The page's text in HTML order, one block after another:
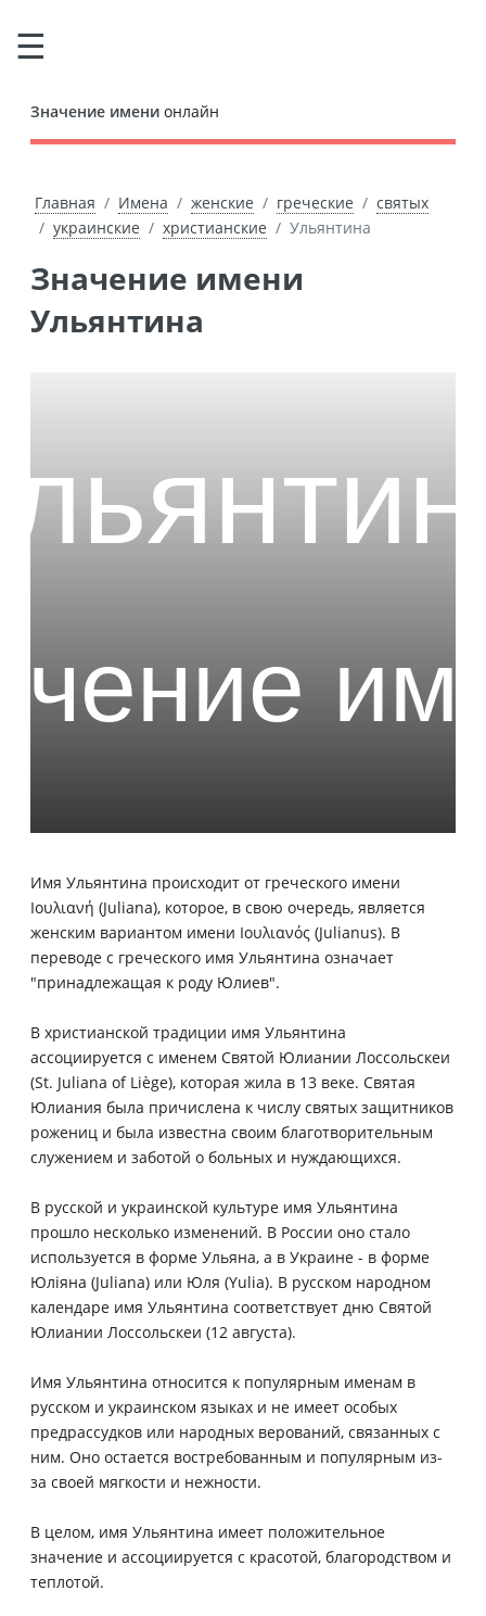
Значение имени онлайн
Главная Имена женские греческие
святых
украинские
христианские Ульянтина
Значение имени
Ульянтина
Имя Ульянтина происходит от греческого имени
Ιουλιανή (Juliana), которое, в свою очередь, является
женским вариантом имени Ιουλιανός (Julianus). В
переводе с греческого имя Ульянтина означает
"принадлежащая к роду Юлиев".
В христианской традиции имя Ульянтина
ассоциируется с именем Святой Юлиании Лоссольскеи
(St. Juliana of Liège), которая жила в 13 веке. Святая
Юлиания была причислена к числу святых защитников
рожениц и была известна своим благотворительным
служением и заботой о больных и нуждающихся.
В русской и украинской культуре имя Ульянтина
прошло несколько изменений. В России оно стало
используется в форме Ульяна, а в Украине - в форме
Юліяна (Juliana) или Юля (Yulia). В русском народном
календаре имя Ульянтина соответствует дню Святой
Юлиании Лоссольскеи (12 августа).
Имя Ульянтина относится к популярным именам в
русском и украинском языках и не имеет особых
предрассудков или народных верований, связанных с
ним. Оно остается востребованным и популярным из-
за своей мягкости и нежности.
В целом, имя Ульянтина имеет положительное
значение и ассоциируется с красотой, благородством и
теплотой.